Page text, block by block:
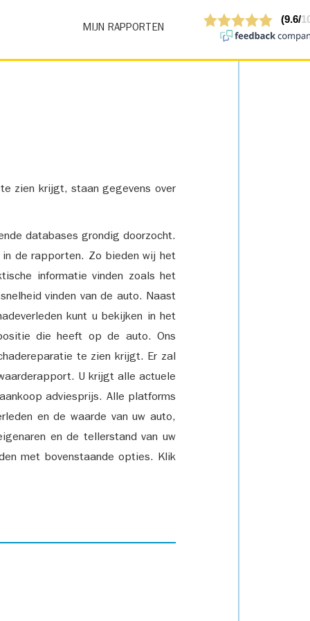
MIJN RAPPORTEN
zien krijgt, staan gegevens over
databases grondig doorzocht.
de rapporten. Zo bieden wij het
informatie vinden zoals het
vinden van de auto. Naast
kunt u bekijken in het
die heeft op de auto. Ons
te zien krijgt. Er zal
U krijgt alle actuele
adviesprijs. Alle platforms
en de waarde van uw auto,
en de tellerstand van uw
met bovenstaande opties. Klik